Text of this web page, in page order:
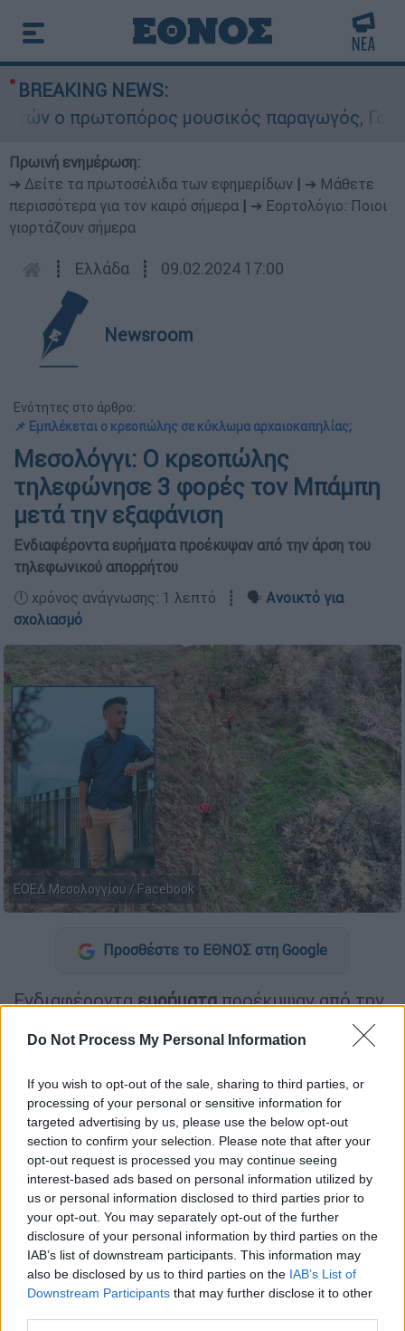
Do Not Process My Personal Information
If you wish to opt-out of the sale, sharing to third parties, or
processing of your personal or sensitive information for
targeted advertising by us, please use the below opt-out
section to confirm your selection. Please note that after your
opt-out request is processed you may continue seeing
interest-based ads based on personal information utilized by
us or personal information disclosed to third parties prior to
your opt-out. You may separately opt-out of the further
disclosure of your personal information by third parties on the
IAB’s list of downstream participants. This information may
also be disclosed by us to third parties on the IAB’s List of
Downstream Participants that may further disclose it to other
BREAKING NEWS:
ο πρωτοπόρος μουσικός παραγωγός,
Πρωινή ενημέρωση:
➔ Δείτε τα πρωτοσέλιδα των εφημερίδων
➔ Μάθετε
περισσότερα για τον καιρό σήμερα
➔ Εορτολόγιο: Ποιοι
γιορτάζουν σήμερα
┋ Ελλάδα ┋ 09.02.2024 17:00
Newsroom
Ενότητες στο άρθρο:
📌 Εμπλέκεται ο κρεοπώλης σε κύκλωμα αρχαιοκαπηλίας;
Μεσολόγγι: Ο κρεοπώλης
τηλεφώνησε 3 φορές τον Μπάμπη
μετά την εξαφάνιση
Ενδιαφέροντα ευρήματα προέκυψαν από την άρση του
τηλεφωνικού απορρήτου
🕛 χρόνος ανάγνωσης: 1 λεπτό ┋ 🗣️ Ανοικτό για
σχολιασμό
ΕΟΕΔ Μεσολογγίου / Facebook
Προσθέστε το ΕΘΝΟΣ στη Google
Ενδιαφέρονταευρήματαπροέκυψαν από την
κινητάτουΜπάμπηκαι του βασικού
50χρονου κρεοπώλη.
Σύμφωνα με το ρεπορτάζ του Star, μία μέρα
μετά την εξαφάνισή του 31χρονουο
κρεοπώληςκάλεσε τρεις φορές, από τις
15:30 έως τις 15:40 το νούμερο του Μπάμπη.
Μάλιστα, τη μία φορά πληκτρολόγησε ένα
επιπλέον ψηφίο, προφανώς κατά λάθος.
ΔΙΑΒΑΣΤΕ ΕΠΙΣΗΣ